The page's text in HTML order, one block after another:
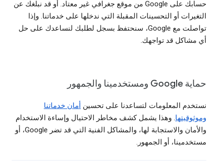
حسابك على Google من موقع جغرافي غير معتاد. أو قد نبلغك عن
التغيرات أو التحسينات المقبلة التي ندخلها على خدماتنا. وإذا
تواصلت مع Google، سنحتفظ بسجل لطلبك لنساعدك على حل
أي مشاكل قد تواجهك.
حماية Google ومستخدمينا والجمهور
نستخدم المعلومات لتساعدنا على تحسين أمان خدماتنا
وموثوقيتها. وهذا يشمل كشف مخاطر الاحتيال وإساءة الاستخدام
والأمان والاستجابة لها، والمشاكل الفنية التي قد تضر Google، أو
مستخدمينا، أو الجمهور.